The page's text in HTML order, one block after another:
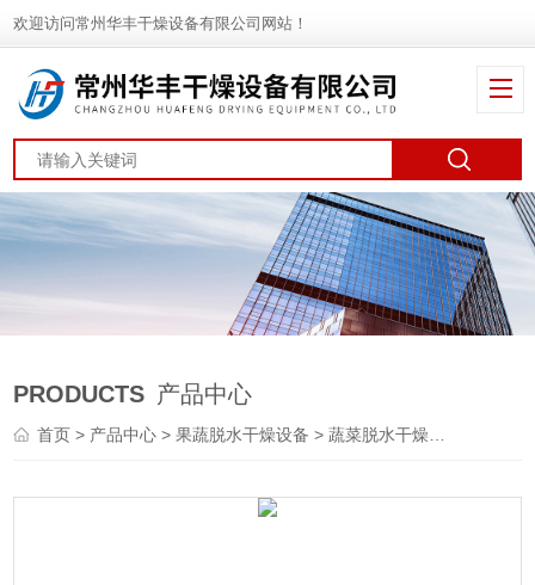
欢迎访问常州华丰干燥设备有限公司网站！
PRODUCTS 产品中心
首页> 产品中心 >果蔬脱水干燥设备 >蔬菜脱水干燥机